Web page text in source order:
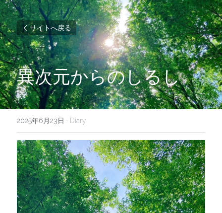
サイトへ戻る
異次元からのしるし
2025年6月23日 · Diary